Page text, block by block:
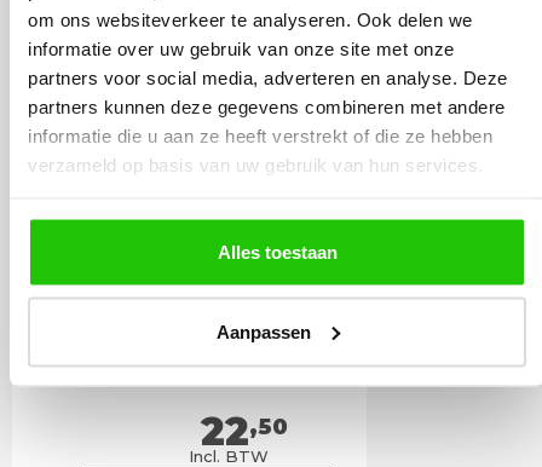
om ons websiteverkeer te analyseren. Ook delen we
informatie over uw gebruik van onze site met onze
partners voor social media, adverteren en analyse. Deze
partners kunnen deze gegevens combineren met andere
informatie die u aan ze heeft verstrekt of die ze hebben
verzameld op basis van uw gebruik van hun services.
Alles toestaan
Aanpassen
LED lamp | e27 | 12,5cm
| smoke |extra warm
22,50
Incl. BTW